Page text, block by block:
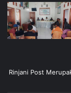
Rinjani Post